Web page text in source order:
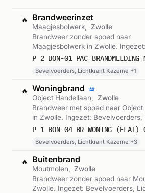
🔥 Brandweerinzet
Maagjesbolwerk,
Zwolle
Brandweer zonder spoed naar
Maagjesbolwerk in Zwolle. Ingezet:
Bevelvoerders, Lichtkrant
Bevelvoerders, Lichtkrant Kazerne +1
🔥 Woningbrand
Object Handellaan,
Zwolle
Brandweer met spoed naar Object
in Zwolle. Ingezet: Bevelvoerders,
Kazerne, Blusgroep 1 en 2 andere
Bevelvoerders, Lichtkrant Kazerne +3
🔥 Buitenbrand
Moutmolen,
Zwolle
Brandweer zonder spoed naar
Zwolle. Ingezet: Bevelvoerders,